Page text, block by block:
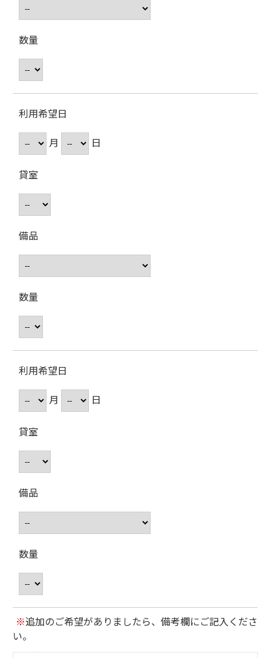
数量
利用希望日
月
日
貸室
備品
数量
利用希望日
月
日
貸室
備品
数量
※追加のご希望がありましたら、備考欄にご記入くださ
い。